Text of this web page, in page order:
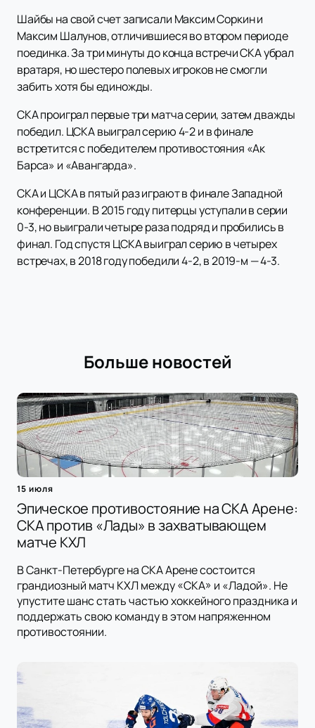
Шайбы на свой счет записали Максим Соркин и
Максим Шалунов, отличившиеся во втором периоде
поединка. За три минуты до конца встречи СКА убрал
вратаря, но шестеро полевых игроков не смогли
забить хотя бы единожды.
СКА проиграл первые три матча серии, затем дважды
победил. ЦСКА выиграл серию 4-2 и в финале
встретится с победителем противостояния «Ак
Барса» и «Авангарда».
СКА и ЦСКА в пятый раз играют в финале Западной
конференции. В 2015 году питерцы уступали в серии
0-3, но выиграли четыре раза подряд и пробились в
финал. Год спустя ЦСКА выиграл серию в четырех
встречах, в 2018 году победили 4-2, в 2019-м — 4-3.
Больше новостей
15 июля
Эпическое противостояние на СКА Арене:
СКА против «Лады» в захватывающем
матче КХЛ
В Санкт-Петербурге на СКА Арене состоится
грандиозный матч КХЛ между «СКА» и «Ладой». Не
упустите шанс стать частью хоккейного праздника и
поддержать свою команду в этом напряженном
противостоянии.